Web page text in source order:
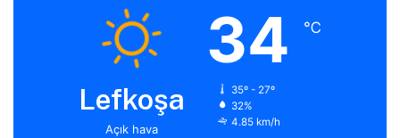
Lefkoşa
Açık hava
34 ℃
35º - 27º
32%
4.85 km/h